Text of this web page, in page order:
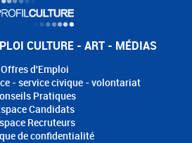
CULTURE - ART - MÉDIAS
Offres d'Emploi
- service civique - volontariat
Pratiques
Candidats
Recruteurs
de confidentialité